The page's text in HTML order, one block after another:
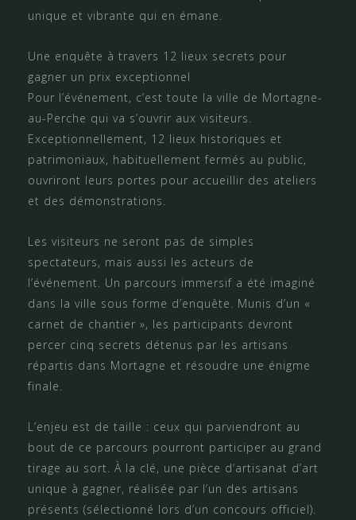
unique et vibrante qui en émane.
Une enquête à travers 12 lieux secrets pour
gagner un prix exceptionnel
Pour l’événement, c’est toute la ville de Mortagne-
au-Perche qui va s’ouvrir aux visiteurs.
Exceptionnellement, 12 lieux historiques et
patrimoniaux, habituellement fermés au public,
ouvriront leurs portes pour accueillir des ateliers
et des démonstrations.
Les visiteurs ne seront pas de simples
spectateurs, mais aussi les acteurs de
l’événement. Un parcours immersif a été imaginé
dans la ville sous forme d’enquête. Munis d’un «
carnet de chantier », les participants devront
percer cinq secrets détenus par les artisans
répartis dans Mortagne et résoudre une énigme
finale.
L’enjeu est de taille : ceux qui parviendront au
bout de ce parcours pourront participer au grand
tirage au sort. À la clé, une pièce d’artisanat d’art
unique à gagner, réalisée par l’un des artisans
présents (sélectionné lors d’un concours officiel).